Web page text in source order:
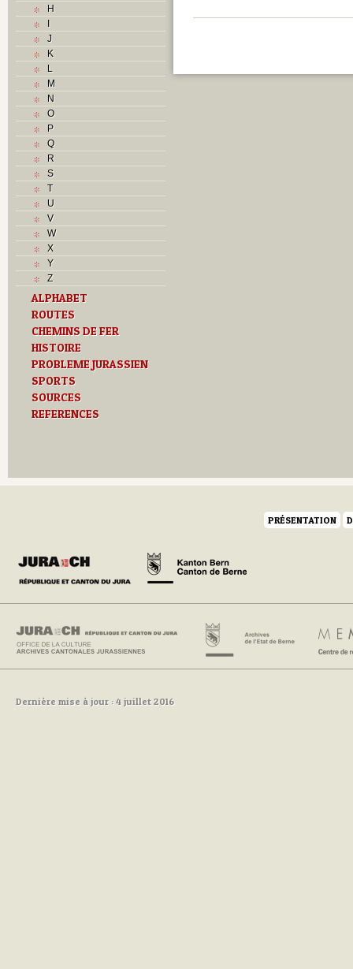
H
I
J
K
L
M
N
O
P
Q
R
S
T
U
V
W
X
Y
Z
ALPHABET
ROUTES
CHEMINS DE FER
HISTOIRE
PROBLEME JURASSIEN
SPORTS
SOURCES
REFERENCES
PRÉSENTATION
Dernière mise à jour : 4 juillet 2016